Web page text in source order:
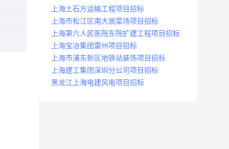
上海土石方运输工程项目招标
上海市松江区南大居菜场项目招标
上海第六人民医院东院扩建工程项目招标
上海宝冶集团雷州项目招标
上海市浦东新区地铁站装饰项目招标
上海建工集团深圳分公司项目招标
黑龙江上海电建风电项目招标